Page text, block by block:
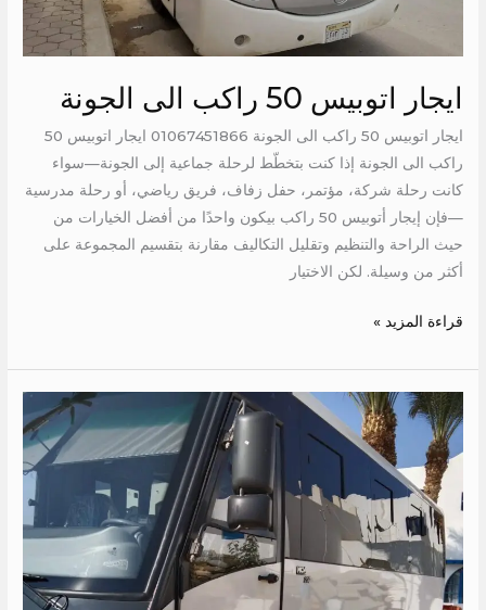
ايجار اتوبيس 50 راكب الى الجونة
ايجار اتوبيس 50 راكب الى الجونة 01067451866 ايجار اتوبيس 50
راكب الى الجونة إذا كنت بتخطّط لرحلة جماعية إلى الجونة—سواء
كانت رحلة شركة، مؤتمر، حفل زفاف، فريق رياضي، أو رحلة مدرسية
—فإن إيجار أتوبيس 50 راكب بيكون واحدًا من أفضل الخيارات من
حيث الراحة والتنظيم وتقليل التكاليف مقارنة بتقسيم المجموعة على
أكثر من وسيلة. لكن الاختيار
قراءة المزيد »
ايجار
ميني
باص
الى
العجمي